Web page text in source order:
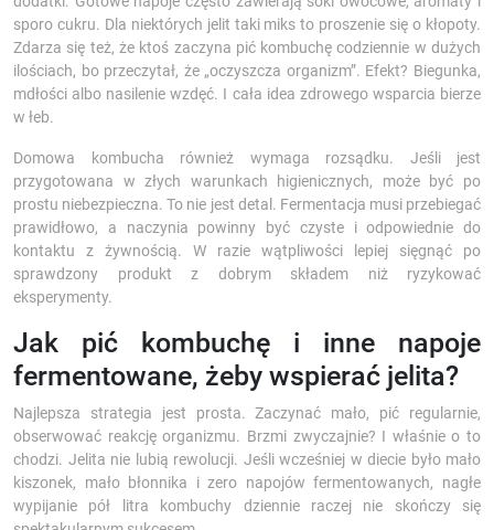
sporo cukru. Dla niektórych jelit taki miks to proszenie się o kłopoty.
Zdarza się też, że ktoś zaczyna pić kombuchę codziennie w dużych
ilościach, bo przeczytał, że „oczyszcza organizm”. Efekt? Biegunka,
mdłości albo nasilenie wzdęć. I cała idea zdrowego wsparcia bierze
w łeb.
Domowa kombucha również wymaga rozsądku. Jeśli jest
przygotowana w złych warunkach higienicznych, może być po
prostu niebezpieczna. To nie jest detal. Fermentacja musi przebiegać
prawidłowo, a naczynia powinny być czyste i odpowiednie do
kontaktu z żywnością. W razie wątpliwości lepiej sięgnąć po
sprawdzony produkt z dobrym składem niż ryzykować
eksperymenty.
Jak pić kombuchę i inne napoje
fermentowane, żeby wspierać jelita?
Najlepsza strategia jest prosta. Zaczynać mało, pić regularnie,
obserwować reakcję organizmu. Brzmi zwyczajnie? I właśnie o to
chodzi. Jelita nie lubią rewolucji. Jeśli wcześniej w diecie było mało
kiszonek, mało błonnika i zero napojów fermentowanych, nagłe
wypijanie pół litra kombuchy dziennie raczej nie skończy się